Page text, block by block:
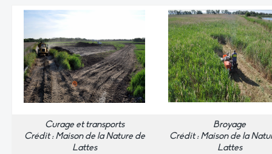
Curage et transports
Crédit : Maison de la Nature de
Lattes
Broyage
Crédit : Maison de la
Lattes